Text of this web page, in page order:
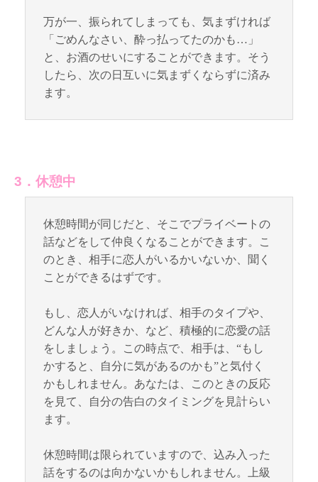
万が一、振られてしまっても、気まずければ
「ごめんなさい、酔っ払ってたのかも…」
と、お酒のせいにすることができます。そう
したら、次の日互いに気まずくならずに済み
ます。
3．休憩中
休憩時間が同じだと、そこでプライベートの
話などをして仲良くなることができます。こ
のとき、相手に恋人がいるかいないか、聞く
ことができるはずです。
もし、恋人がいなければ、相手のタイプや、
どんな人が好きか、など、積極的に恋愛の話
をしましょう。この時点で、相手は、“もし
かすると、自分に気があるのかも”と気付く
かもしれません。あなたは、このときの反応
を見て、自分の告白のタイミングを見計らい
ます。
休憩時間は限られていますので、込み入った
話をするのは向かないかもしれません。上級